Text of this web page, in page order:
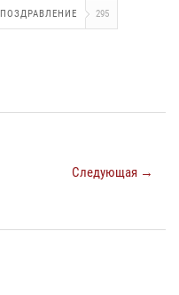
ПОЗДРАВЛЕНИЕ 295
Следующая →